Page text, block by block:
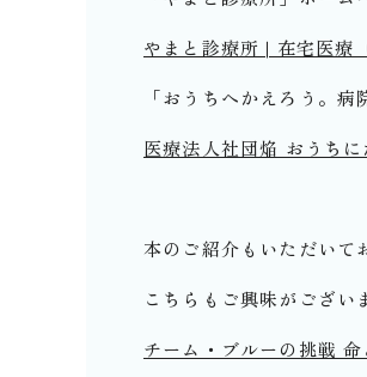
やまと診療所 | 在宅医療
「おうちへかえろう。病
医療法人社団焔 おうち
本のご紹介もいただいて
こちらもご興味がござい
チーム・ブルーの挑戦